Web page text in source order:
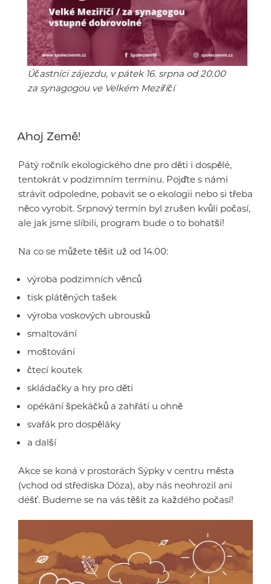
Účastníci zájezdu, v pátek 16. srpna od 20.00
za synagogou ve Velkém Meziříčí
Ahoj Země!
Pátý ročník ekologického dne pro děti i dospělé,
tentokrát v podzimním termínu. Pojďte s námi
strávit odpoledne, pobavit se o ekologii nebo si třeba
něco vyrobit. Srpnový termín byl zrušen kvůli počasí,
ale jak jsme slíbili, program bude o to bohatší!
Na co se můžete těšit už od 14.00:
výroba podzimních věnců
tisk plátěných tašek
výroba voskových ubrousků
smaltování
moštování
čtecí koutek
skládačky a hry pro děti
opékání špekáčků a zahřátí u ohně
svařák pro dospěláky
a další
Akce se koná v prostorách Sýpky v centru města
(vchod od střediska Dóza), aby nás neohrozil ani
déšť. Budeme se na vás těšit za každého počasí!